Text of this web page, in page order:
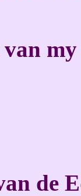
my
de